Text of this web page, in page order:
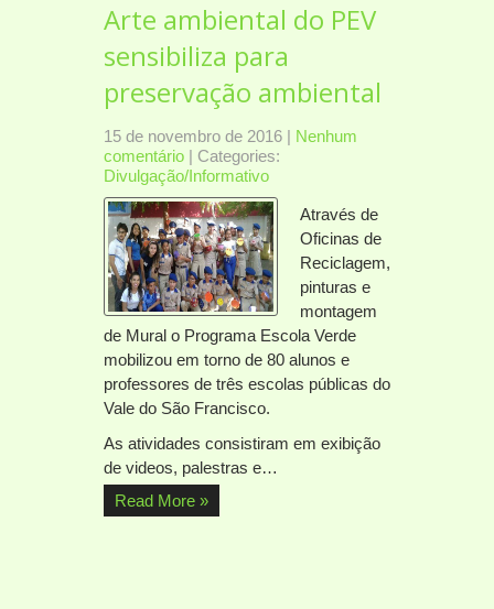
Arte ambiental do PEV
sensibiliza para
preservação ambiental
15 de novembro de 2016 | Nenhum
comentário | Categories:
Divulgação/Informativo
Através de
Oficinas de
Reciclagem,
pinturas e
montagem
de Mural o Programa Escola Verde
mobilizou em torno de 80 alunos e
professores de três escolas públicas do
Vale do São Francisco.
As atividades consistiram em exibição
de videos, palestras e…
Read More »